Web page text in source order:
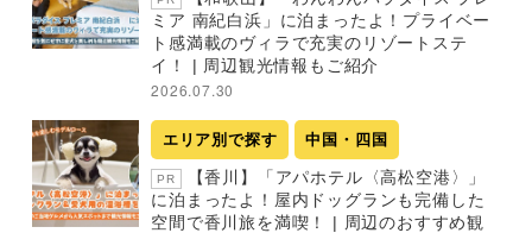
ミア 南紀白浜」に泊まったよ！プライベー
ト感満載のヴィラで充実のリゾートステ
イ！ | 周辺観光情報もご紹介
2026.07.30
エリア別で探す 中国・四国
PR
【香川】「アパホテル〈高松空港〉」
に泊まったよ！屋内ドッグランも完備した
空間で香川旅を満喫！ | 周辺のおすすめ観